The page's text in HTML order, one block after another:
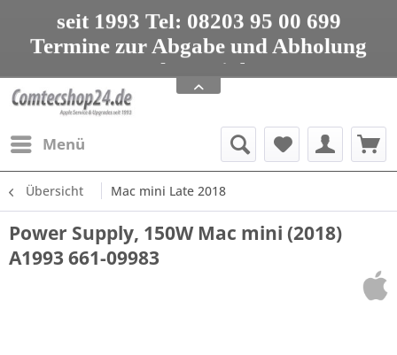
seit 1993 Tel: 08203 95 00 699
Termine zur Abgabe und Abholung
nur nach Vereinbarung
Apple Service, Upgrades und Zubehör
seit 1993 Tel: 08203 95 00 699
Menü
Übersicht Mac mini Late 2018
Power Supply, 150W Mac mini (2018)
A1993 661-09983